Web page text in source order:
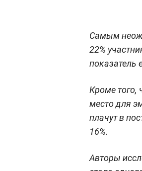
Самым
22%
показатель
Кроме того,
место для
плачут в
16%.
Авторы